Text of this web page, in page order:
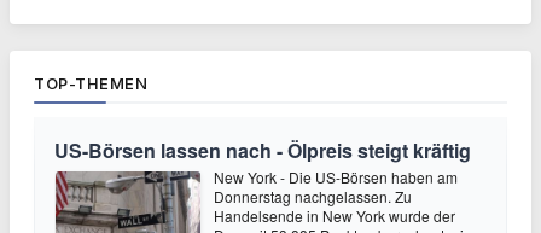
TOP-THEMEN
US-Börsen lassen nach - Ölpreis steigt kräftig
New York - Die US-Börsen haben am
Donnerstag nachgelassen. Zu
Handelsende in New York wurde der